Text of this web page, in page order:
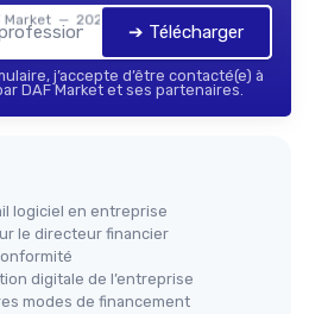
Market — 2026
➔ Télécharger
j’accepte d’être contacté(e) à
DAF Market et ses partenaires.
logiciel en entreprise
le directeur financier
digitale de l’entreprise
modes de financement